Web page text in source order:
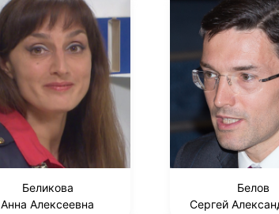
Беликова
Анна Алексеевна
Белов
Сергей